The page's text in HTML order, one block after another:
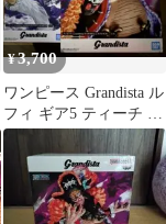
¥3,700
ワンピース Grandista ル
フィ ギア5 ティーチ フ
ィギュア